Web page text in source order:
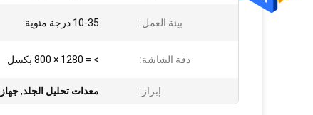
بيئة العمل: 10-35 درجة مئوية
دقة الشاشة: > = 1280 × 800 بكسل
إبراز: معدات تحليل الجلد,